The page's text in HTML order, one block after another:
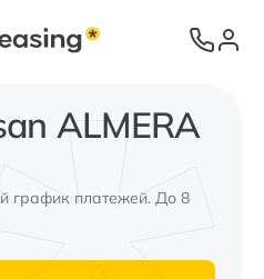
ALMERA
график платежей. До 8